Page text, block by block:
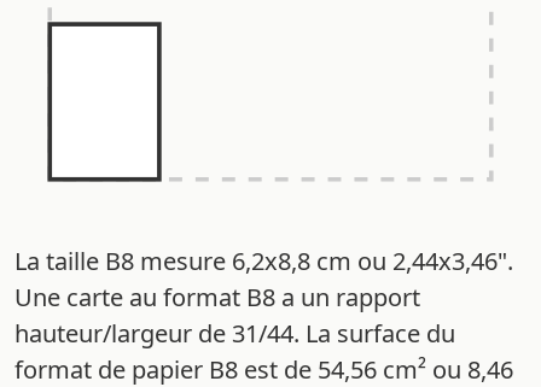
La taille B8 mesure 6,2x8,8 cm ou 2,44x3,46".
Une carte au format B8 a un rapport
hauteur/largeur de 31/44. La surface du
format de papier B8 est de 54,56 cm² ou 8,46